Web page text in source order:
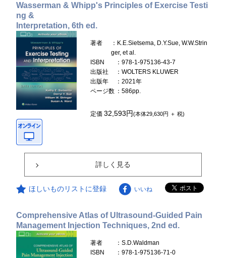
Wasserman & Whipp's Principles of Exercise Testi
ng &
Interpretation, 6th ed.
著者
：K.E.Sietsema, D.Y.Sue, W.W.Strin
ger, et al.
ISBN
：978-1-975136-43-7
出版社
：WOLTERS KLUWER
出版年
：2021年
ページ数 ：586pp.
定価32,593円(本体29,630円 ＋ 税)
詳しく見る
ほしいものリストに登録 いいね
Comprehensive Atlas of Ultrasound-Guided Pain
Management Injection Techniques, 2nd ed.
著者
：S.D.Waldman
ISBN
：978-1-975136-71-0